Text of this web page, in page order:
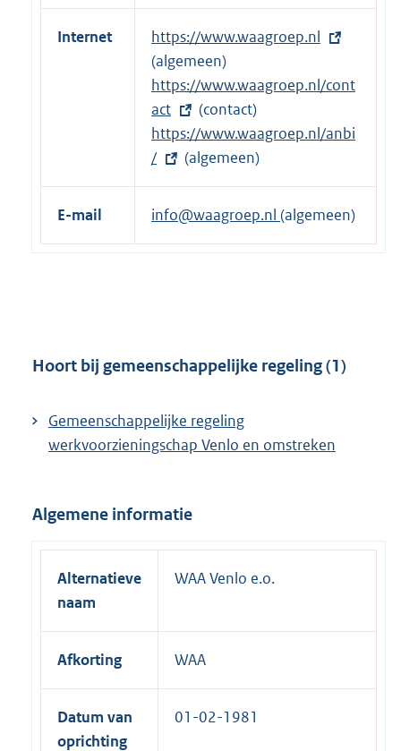
Internet
E
x
t
e
r
n
e
l
n
https://www.waagroep.nl
(algemeen)
E
x
t
e
r
n
l
https://www.waagroep.nl/cont
act
(contact)
E
x
t
e
n
k
https://www.waagroep.nl/anbi
/
(algemeen)
E-mail info@waagroep.nl (algemeen)
Hoort bij gemeenschappelijke regeling (1)
Gemeenschappelijke regeling
werkvoorzieningschap Venlo en omstreken
Algemene informatie
Alternatieve
naam
WAA Venlo e.o.
Afkorting WAA
Datum van
oprichting
01-02-1981